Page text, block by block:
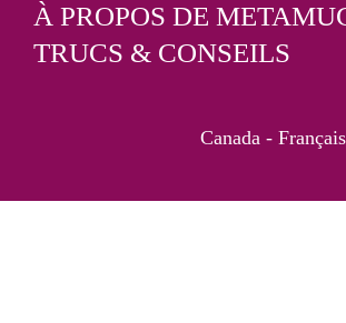
À PROPOS DE
TRUCS & CONSEILS
Canada - Français